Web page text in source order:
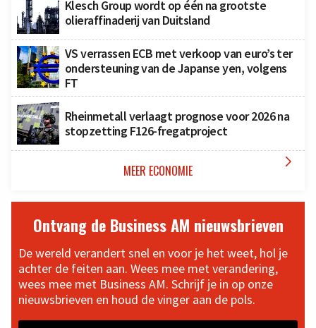
Klesch Group wordt op één na grootste
olieraffinaderij van Duitsland
VS verrassen ECB met verkoop van euro’s ter
ondersteuning van de Japanse yen, volgens
FT
Rheinmetall verlaagt prognose voor 2026 na
stopzetting F126-fregatproject
MEER ECONOMIE 
Ontvang de Business AM nieuwsbrieven
De wereld verandert snel en voor je het weet, hol je
achter de feiten aan. Wees mee met verandering,
wees mee met Business AM. Schrijf je in op onze
nieuwsbrieven en houd de vinger aan de pols.